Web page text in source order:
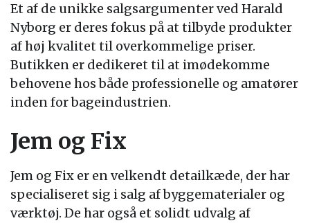
Et af de unikke salgsargumenter ved Harald
Nyborg er deres fokus på at tilbyde produkter
af høj kvalitet til overkommelige priser.
Butikken er dedikeret til at imødekomme
behovene hos både professionelle og amatører
inden for bageindustrien.
Jem og Fix
Jem og Fix er en velkendt detailkæde, der har
specialiseret sig i salg af byggematerialer og
værktøj. De har også et solidt udvalg af